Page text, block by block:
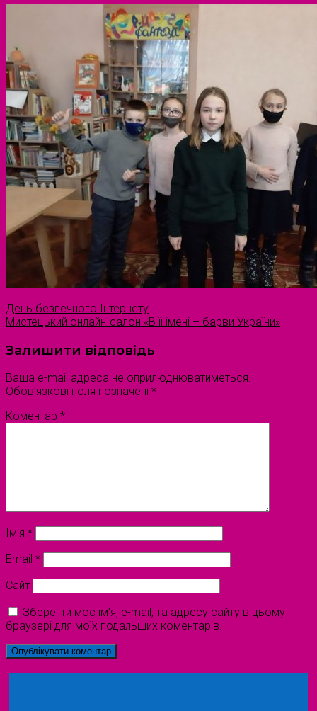
День безпечного Інтернету
Мистецький онлайн-салон «В її імені – барви України»
Залишити відповідь
Ваша e-mail адреса не оприлюднюватиметься.
Обов’язкові поля позначені *
Коментар *
Ім'я *
Email *
Сайт
Зберегти моє ім'я, e-mail, та адресу сайту в цьому
браузері для моїх подальших коментарів.